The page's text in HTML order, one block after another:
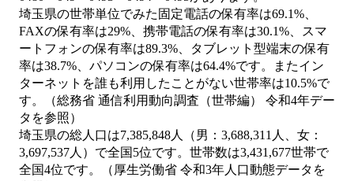
埼玉県の世帯単位でみた固定電話の保有率は69.1%、
FAXの保有率は29%、携帯電話の保有率は30.1%、スマ
ートフォンの保有率は89.3%、タブレット型端末の保有
率は38.7%、パソコンの保有率は64.4%です。またイン
ターネットを誰も利用したことがない世帯率は10.5%で
す。（総務省 通信利用動向調査（世帯編） 令和4年デー
タを参照）
埼玉県の総人口は7,385,848人（男：3,688,311人、女：
3,697,537人）で全国5位です。世帯数は3,431,677世帯で
全国4位です。（厚生労働省 令和3年人口動態データを